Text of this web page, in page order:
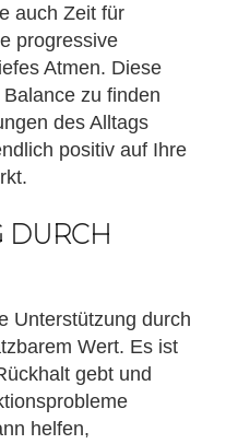
auch Zeit für
progressive
Atmen. Diese
zu finden
des Alltags
positiv auf Ihre
DURCH
Unterstützung durch
Wert. Es ist
gebt und
helfen,